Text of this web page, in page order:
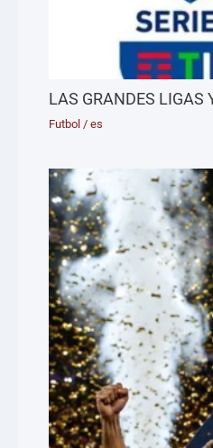
LAS GRANDES LIGAS
Futbol /es